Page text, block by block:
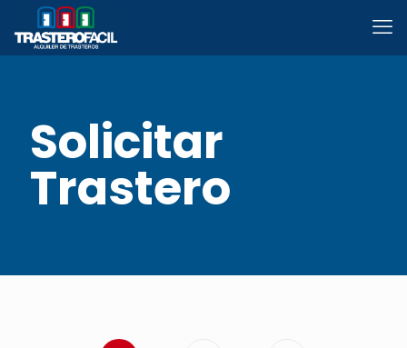
Solicitar
Trastero